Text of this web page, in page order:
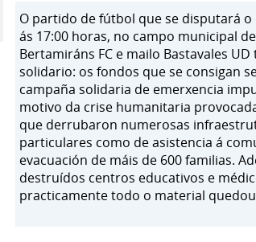
O partido de fútbol que se disputará
ás 17:00 horas, no campo municipal
Bertamiráns FC e mailo Bastavales
solidario: os fondos que se consigan
campaña solidaria de emerxencia
motivo da crise humanitaria
que derrubaron numerosas
particulares como de asistencia á
evacuación de máis de 600 familias.
destruídos centros educativos e
practicamente todo o material